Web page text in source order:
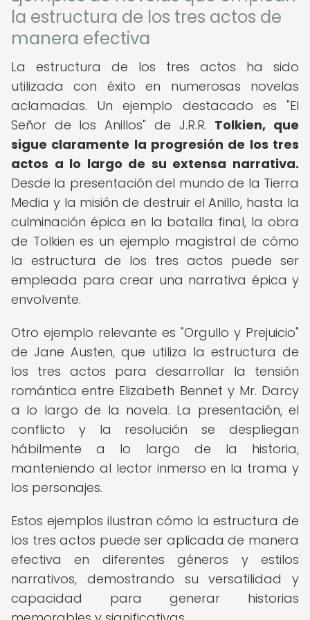
la estructura de los tres actos de
manera efectiva
La estructura de los tres actos ha sido
utilizada con éxito en numerosas novelas
aclamadas. Un ejemplo destacado es "El
Señor de los Anillos" de J.R.R. Tolkien, que
sigue claramente la progresión de los tres
actos a lo largo de su extensa narrativa.
Desde la presentación del mundo de la Tierra
Media y la misión de destruir el Anillo, hasta la
culminación épica en la batalla final, la obra
de Tolkien es un ejemplo magistral de cómo
la estructura de los tres actos puede ser
empleada para crear una narrativa épica y
envolvente.
Otro ejemplo relevante es "Orgullo y Prejuicio"
de Jane Austen, que utiliza la estructura de
los tres actos para desarrollar la tensión
romántica entre Elizabeth Bennet y Mr. Darcy
a lo largo de la novela. La presentación, el
conflicto y la resolución se despliegan
hábilmente a lo largo de la historia,
manteniendo al lector inmerso en la trama y
los personajes.
Estos ejemplos ilustran cómo la estructura de
los tres actos puede ser aplicada de manera
efectiva en diferentes géneros y estilos
narrativos, demostrando su versatilidad y
capacidad para generar historias